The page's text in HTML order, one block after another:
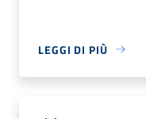
LEGGI DI PIÙ